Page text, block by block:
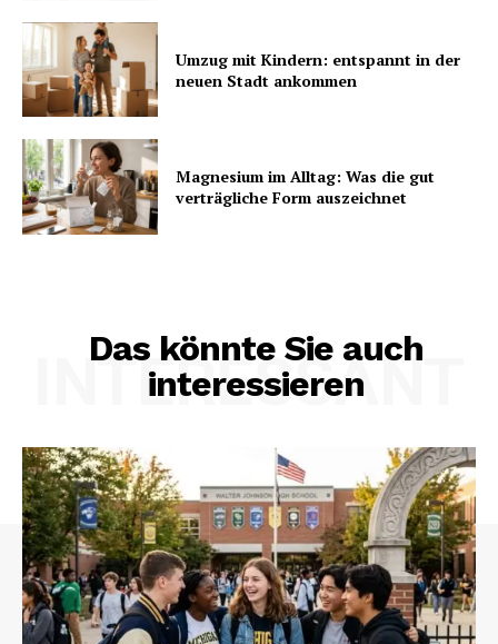
Umzug mit Kindern: entspannt in der
neuen Stadt ankommen
Magnesium im Alltag: Was die gut
verträgliche Form auszeichnet
Das könnte Sie auch
interessieren
INTERESSANT